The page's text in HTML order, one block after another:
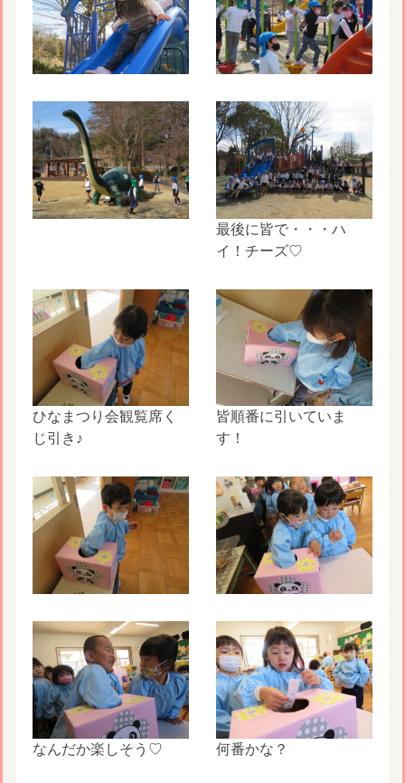
最後に皆で・・・ハ
イ！チーズ♡
ひなまつり会観覧席く
じ引き♪
皆順番に引いていま
す！
なんだか楽しそう♡ 何番かな？